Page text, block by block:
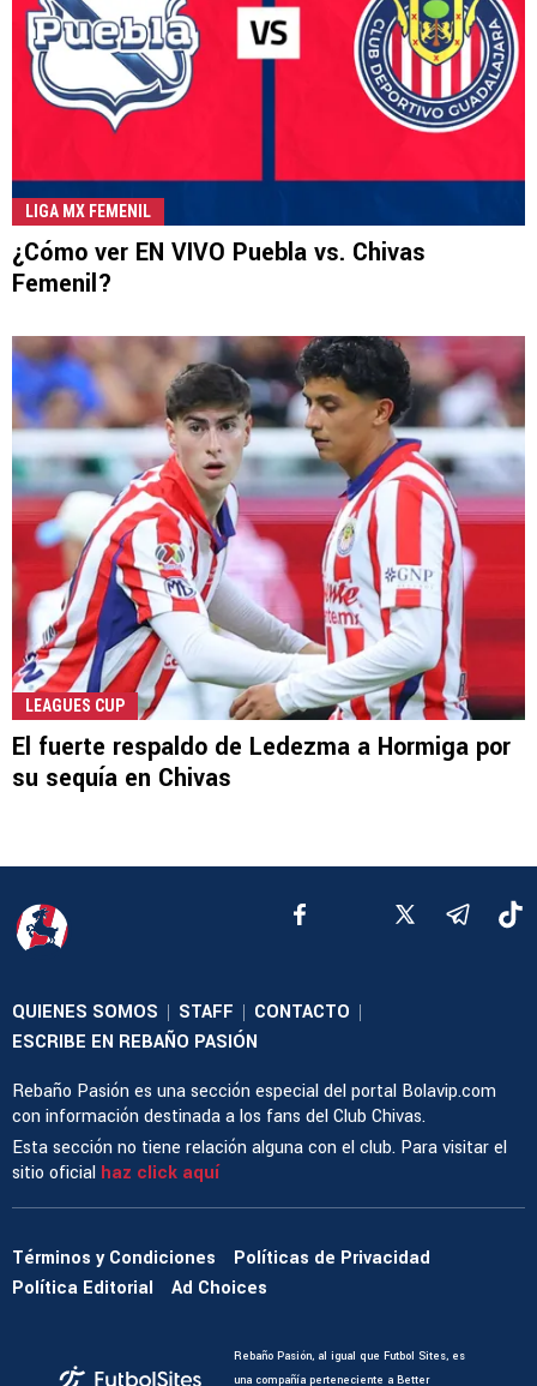
LIGA MX FEMENIL
¿Cómo ver EN VIVO Puebla vs. Chivas
Femenil?
LEAGUES CUP
El fuerte respaldo de Ledezma a Hormiga por
su sequía en Chivas
QUIENES SOMOS | STAFF | CONTACTO |
ESCRIBE EN REBAÑO PASIÓN
Rebaño Pasión es una sección especial del portal Bolavip.com
con información destinada a los fans del Club Chivas.
Esta sección no tiene relación alguna con el club. Para visitar el
sitio oficial haz click aquí
Términos y Condiciones
Políticas de Privacidad
Política Editorial
Ad Choices
Rebaño Pasión, al igual que Futbol Sites, es
una compañía perteneciente a Better